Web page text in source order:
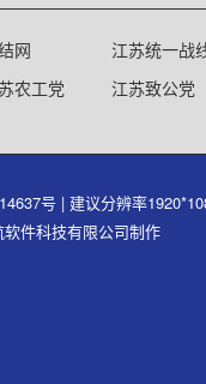
网 江苏统一战
农工党 江苏致公党
号 | 建议分辨率
件科技有限公司制作